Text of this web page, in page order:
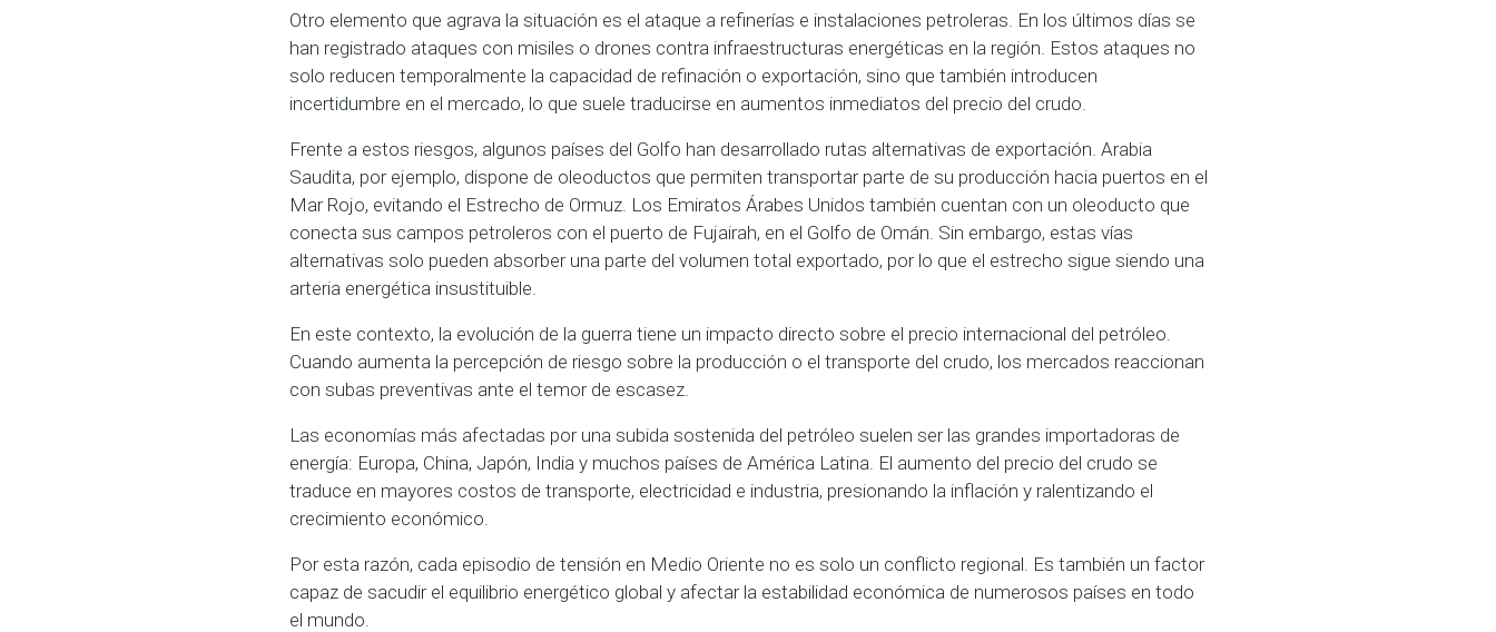
Otro elemento que agrava la situación es el ataque a refinerías e instalaciones petroleras. En los últimos días se
han registrado ataques con misiles o drones contra infraestructuras energéticas en la región. Estos ataques no
solo reducen temporalmente la capacidad de refinación o exportación, sino que también introducen
incertidumbre en el mercado, lo que suele traducirse en aumentos inmediatos del precio del crudo.
Frente a estos riesgos, algunos países del Golfo han desarrollado rutas alternativas de exportación. Arabia
Saudita, por ejemplo, dispone de oleoductos que permiten transportar parte de su producción hacia puertos en el
Mar Rojo, evitando el Estrecho de Ormuz. Los Emiratos Árabes Unidos también cuentan con un oleoducto que
conecta sus campos petroleros con el puerto de Fujairah, en el Golfo de Omán. Sin embargo, estas vías
alternativas solo pueden absorber una parte del volumen total exportado, por lo que el estrecho sigue siendo una
arteria energética insustituible.
En este contexto, la evolución de la guerra tiene un impacto directo sobre el precio internacional del petróleo.
Cuando aumenta la percepción de riesgo sobre la producción o el transporte del crudo, los mercados reaccionan
con subas preventivas ante el temor de escasez.
Las economías más afectadas por una subida sostenida del petróleo suelen ser las grandes importadoras de
energía: Europa, China, Japón, India y muchos países de América Latina. El aumento del precio del crudo se
traduce en mayores costos de transporte, electricidad e industria, presionando la inflación y ralentizando el
crecimiento económico.
Por esta razón, cada episodio de tensión en Medio Oriente no es solo un conflicto regional. Es también un factor
capaz de sacudir el equilibrio energético global y afectar la estabilidad económica de numerosos países en todo
el mundo.